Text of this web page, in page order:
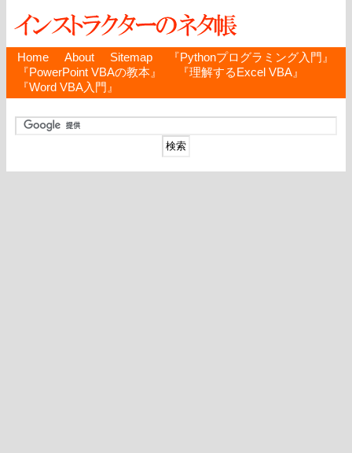
Home About Sitemap
『Pythonプログラミング入門』
『PowerPoint VBAの教本』
『理解するExcel VBA』
『Word VBA入門』